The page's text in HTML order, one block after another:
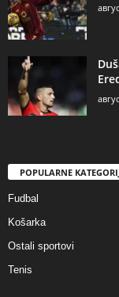
POPULARNE
Fudbal
Košarka
Ostali sportovi
Tenis